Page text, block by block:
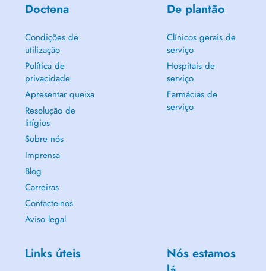
Doctena
Condições de
utilização
Política de
privacidade
Apresentar queixa
Resolução de
litígios
Sobre nós
Imprensa
Blog
Carreiras
Contacte-nos
Aviso legal
De plantão
Clínicos gerais de
serviço
Hospitais de
serviço
Farmácias de
serviço
Links úteis
Nós estamos